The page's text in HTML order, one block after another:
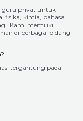
guru privat untuk
fisika, kimia, bahasa
Kami memiliki
di berbagai bidang
tergantung pada